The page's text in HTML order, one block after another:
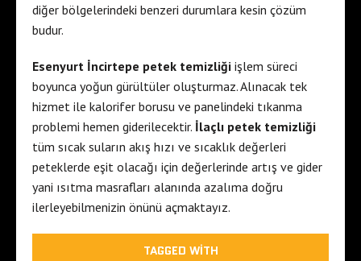
diğer bölgelerindeki benzeri durumlara kesin çözüm
budur.
Esenyurt İncirtepe petek temizliği işlem süreci
boyunca yoğun gürültüler oluşturmaz. Alınacak tek
hizmet ile kalorifer borusu ve panelindeki tıkanma
problemi hemen giderilecektir. İlaçlı petek temizliği
tüm sıcak suların akış hızı ve sıcaklık değerleri
peteklerde eşit olacağı için değerlerinde artış ve gider
yani ısıtma masrafları alanında azalıma doğru
ilerleyebilmenizin önünü açmaktayız.
TAGGED WITH